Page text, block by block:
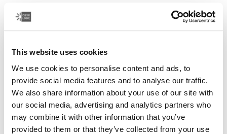
This website uses cookies
We use cookies to personalise content and ads, to
provide social media features and to analyse our traffic.
We also share information about your use of our site with
our social media, advertising and analytics partners who
may combine it with other information that you’ve
provided to them or that they’ve collected from your use
44,99 €
Couleur
Case Logic Commence Recycled Backpack Vert hawthorne
Case Logic Commence Recycled Backpack Sugared Peach
Case Logic Commence Recycled Backpack Boulder Beige
Case Logic Commence Recycled Backpack Glowing
Case Logic Commence Recycled Backpack Navy
Case Logic Commence Recycled Backpack
Case Logic Commence Recycled
Case Logic Commence Recycled